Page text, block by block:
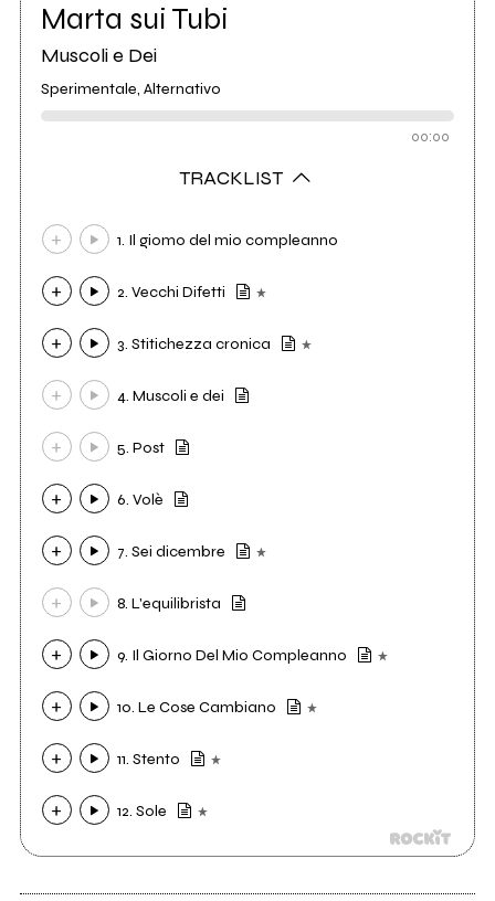
Marta sui Tubi
Muscoli e Dei
Sperimentale, Alternativo
00:00
TRACKLIST
1. Il giomo del mio compleanno
2. Vecchi Difetti
3. Stitichezza cronica
4. Muscoli e dei
5. Post
6. Volè
7. Sei dicembre
8. L'equilibrista
9. Il Giorno Del Mio Compleanno
10. Le Cose Cambiano
11. Stento
12. Sole